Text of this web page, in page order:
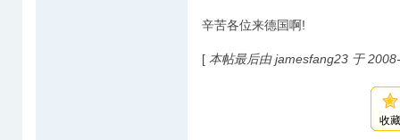
辛苦各位来德国啊!
[ 本帖最后由 jamesfang23 于
收